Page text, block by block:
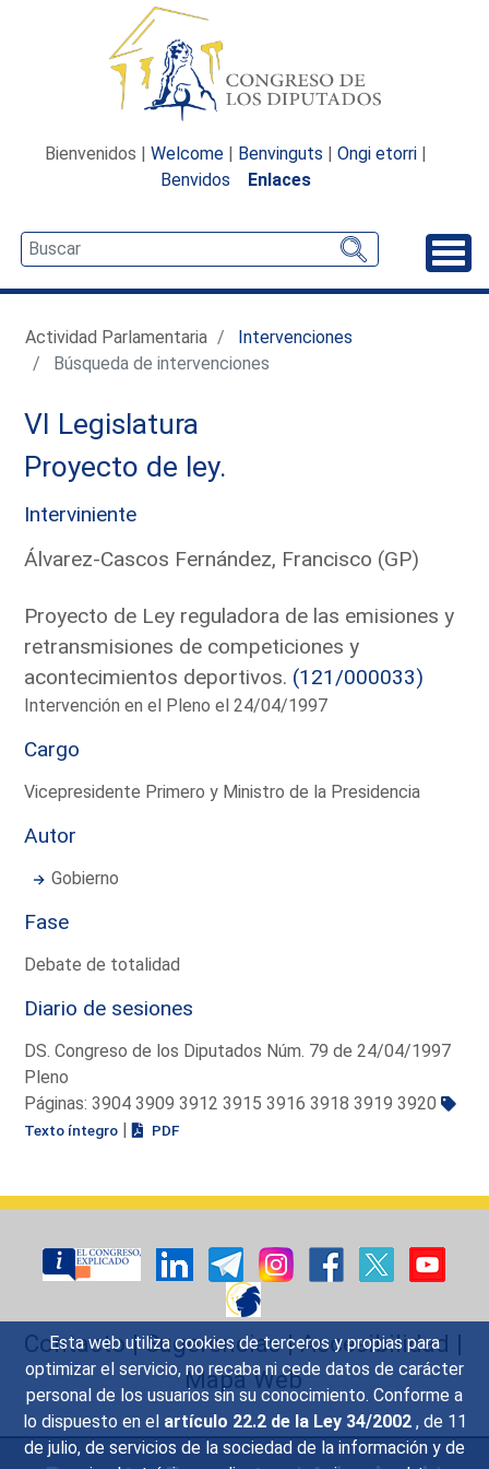
Esta web utiliza cookies de terceros y propias para
optimizar el servicio, no recaba ni cede datos de carácter
personal de los usuarios sin su conocimiento. Conforme a
lo dispuesto en el artículo 22.2 de la Ley 34/2002 , de 11
de julio, de servicios de la sociedad de la información y de
Bienvenidos | Welcome | Benvinguts | Ongi etorri |
Benvidos
Enlaces
Actividad Parlamentaria
Intervenciones
Búsqueda de intervenciones
VI Legislatura
Proyecto de ley.
Interviniente
Álvarez-Cascos Fernández, Francisco (GP)
Proyecto de Ley reguladora de las emisiones y
retransmisiones de competiciones y
acontecimientos deportivos. (121/000033)
Intervención en el Pleno el 24/04/1997
Cargo
Vicepresidente Primero y Ministro de la Presidencia
Autor
Gobierno
Fase
Debate de totalidad
Diario de sesiones
DS. Congreso de los Diputados Núm. 79 de 24/04/1997
Pleno
Páginas: 3904 3909 3912 3915 3916 3918 3919 3920
Texto íntegro | PDF
Contacto|Sugerencias|Accesibilidad |
Mapa Web